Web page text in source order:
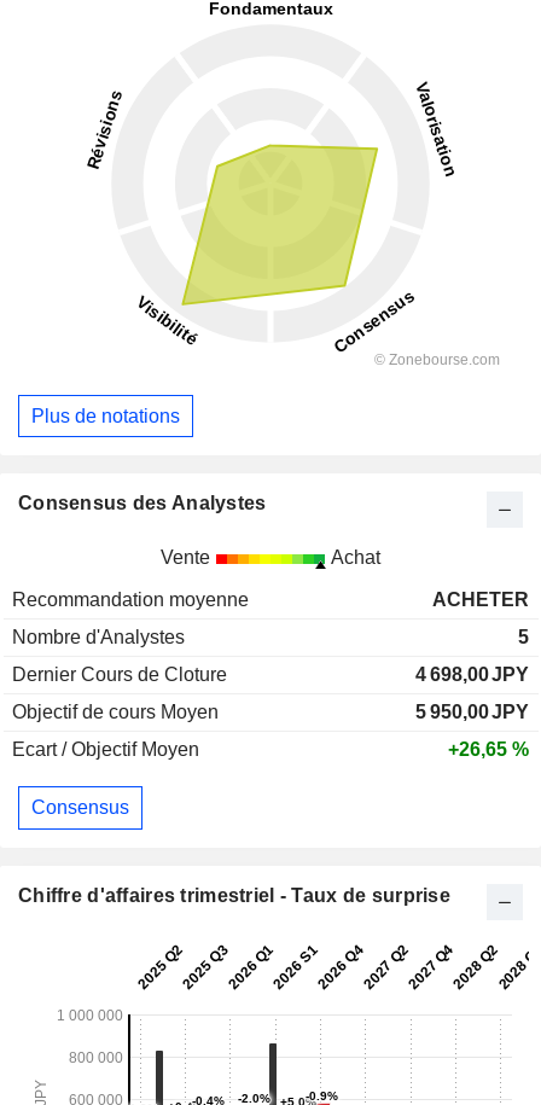
Plus de notations
Consensus des Analystes
Vente Achat
Recommandation moyenne
ACHETER
Nombre d'Analystes
5
Dernier Cours de Cloture
4 698,00JPY
Objectif de cours Moyen
5 950,00JPY
Ecart / Objectif Moyen
+26,65 %
Consensus
Chiffre d'affaires trimestriel - Taux de surprise